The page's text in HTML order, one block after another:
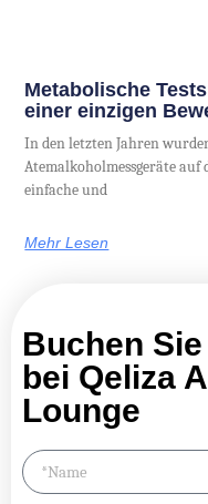
Metabolische
einer einzigen
In den letzten Jahren
Atemalkoholmessgeräte
einfache und
Mehr Lesen
Buchen
bei Qeliza
Lounge